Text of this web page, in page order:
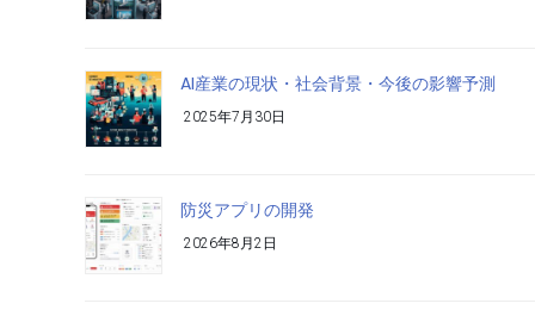
AI産業の現状・社会背景・今後の影響予測
2025年7月30日
防災アプリの開発
2026年8月2日